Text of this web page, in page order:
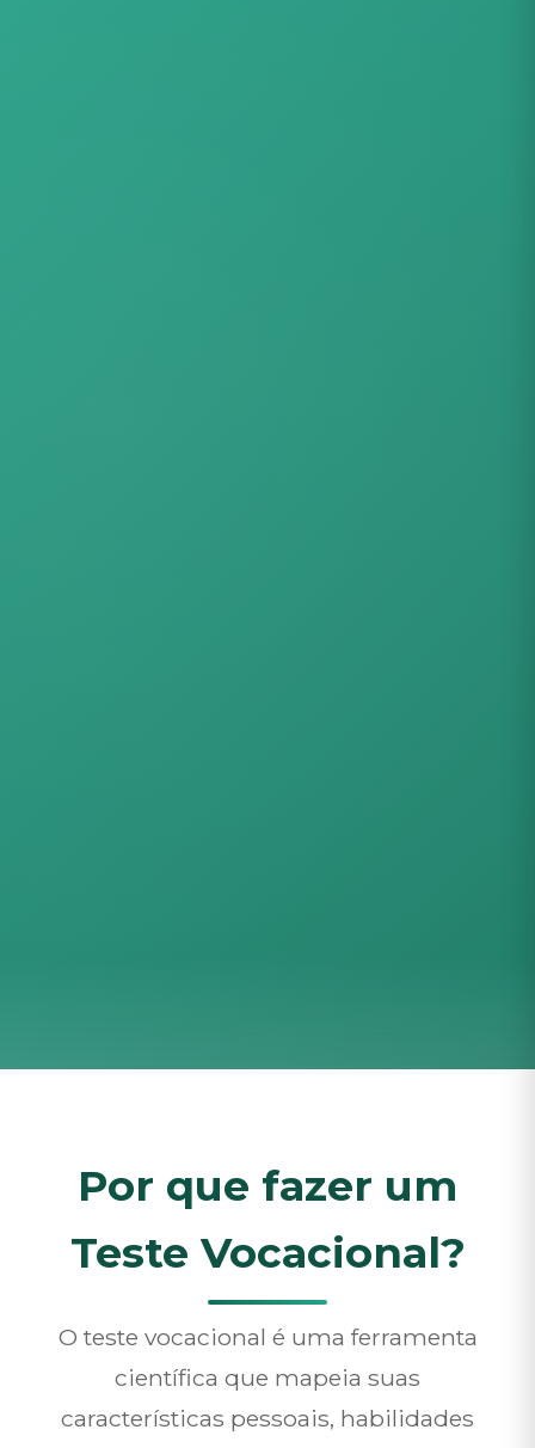
Por que fazer um
Teste Vocacional?
O teste vocacional é uma ferramenta
científica que mapeia suas
características pessoais, habilidades